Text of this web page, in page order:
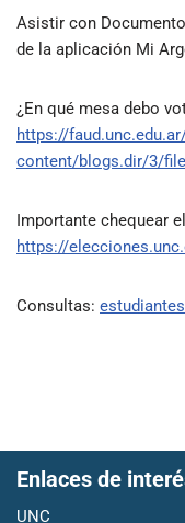
Asistir con
de la aplicación Mi
¿En qué mesa debo
https://
content/blogs.dir/3/
Importante chequear
https://
Consultas:
Enlaces de
UNC